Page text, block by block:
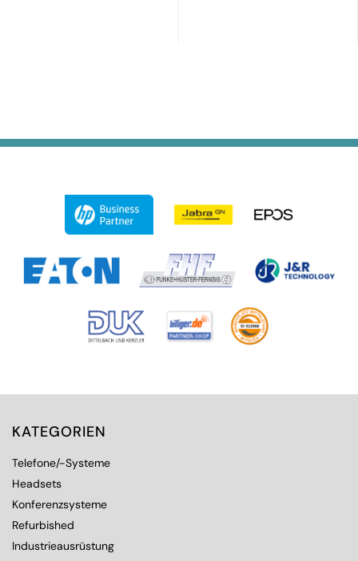
KATEGORIEN
Telefone/-Systeme
Headsets
Konferenzsysteme
Refurbished
Industrieausrüstung